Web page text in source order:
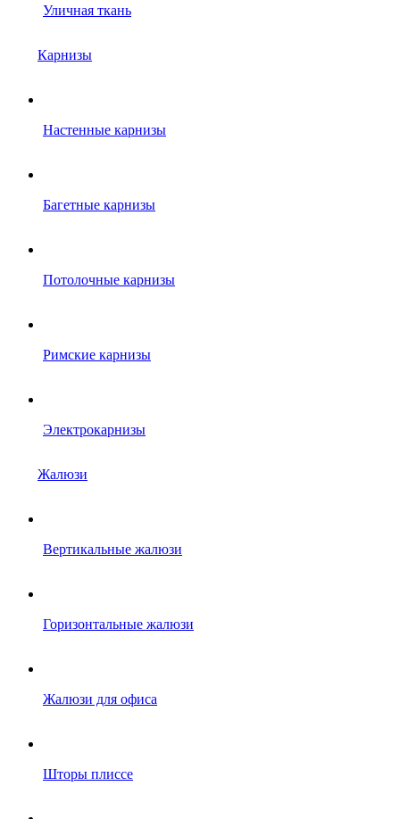
Уличная ткань
Карнизы
Настенные карнизы
Багетные карнизы
Потолочные карнизы
Римские карнизы
Электрокарнизы
Жалюзи
Вертикальные жалюзи
Горизонтальные жалюзи
Жалюзи для офиса
Шторы плиссе